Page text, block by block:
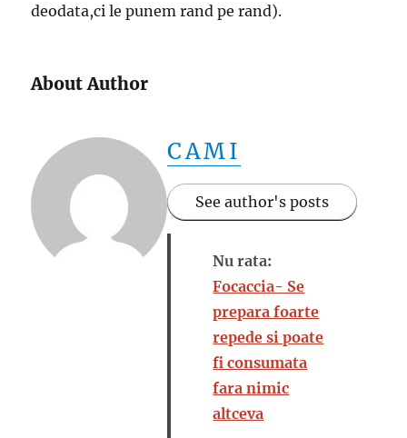
deodata,ci le punem rand pe rand).
About Author
CAMI
See author's posts
Nu rata:
Focaccia- Se
prepara foarte
repede si poate
fi consumata
fara nimic
altceva